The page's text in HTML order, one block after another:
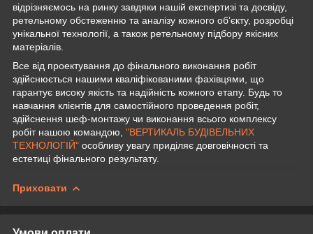
відрізняємось на ринку завдяки нашій експертизі та досвіду,
ретельному обстеженню та аналізу кожного об’єкту, розробці
унікальної технології, а також ретельному підбору якісних
матеріалів.
Все від проектування до фінального виконання робіт
здійснюється нашими кваліфікованими фахівцями, що
гарантує високу якість та надійність кожного етапу. Будь то
навчання клієнтів для самостійного проведення робіт,
здійснення шеф-монтажу чи виконання всього комплексу
робіт нашою командою, "ВЕРТИКАЛЬ БУДІВЕЛЬНИХ
ТЕХНОЛОГІЙ" особливу увагу приділяє довговічності та
естетиці фінального результату.
Приховати